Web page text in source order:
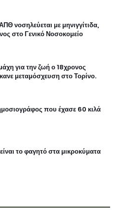
νοσηλεύεται με μηνιγγίτιδα,
στο Γενικό Νοσοκομείο
για την ζωή ο 18χρονος
μεταμόσχευση στο Τορίνο.
που έχασε 60 κιλά
το φαγητό στα μικροκύματα